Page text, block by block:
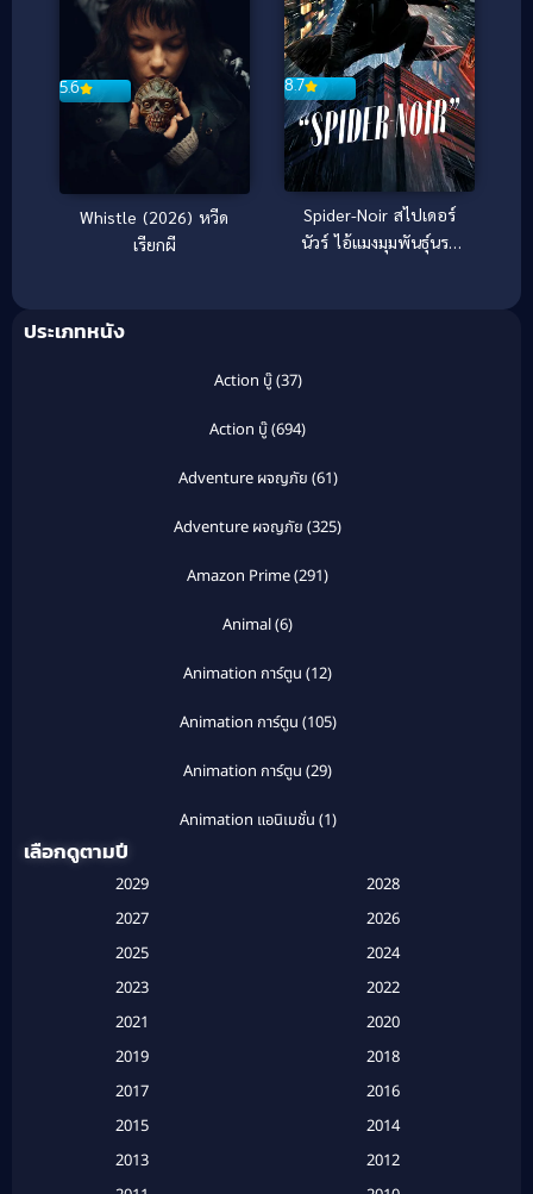
5.6
Whistle (2026) หวีด
เรียกผี
8.7
Spider-Noir สไปเดอร์
นัวร์ ไอ้แมงมุมพันธุ์นรก
ประเภทหนัง
Action บู๊(37)
Action บู๊(694)
Adventure ผจญภัย (61)
Adventure ผจญภัย (325)
Amazon Prime(291)
Animal(6)
Animation การ์ตูน (12)
Animation การ์ตูน (105)
Animation การ์ตูน (29)
Animation แอนิเมชั่น (1)
Based on a True Story สร้างจากเรื่องจริง(2)
Based on a True Story เรื่องจริง (16)
Based on a True Story เรื่องจริง (20)
เลือกดูตามปี
2029
2028
2027
2026
2025
2024
2023
2022
2021
2020
2019
2018
2017
2016
2015
2014
2013
2012